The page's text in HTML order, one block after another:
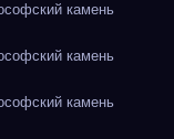
камень
камень
камень